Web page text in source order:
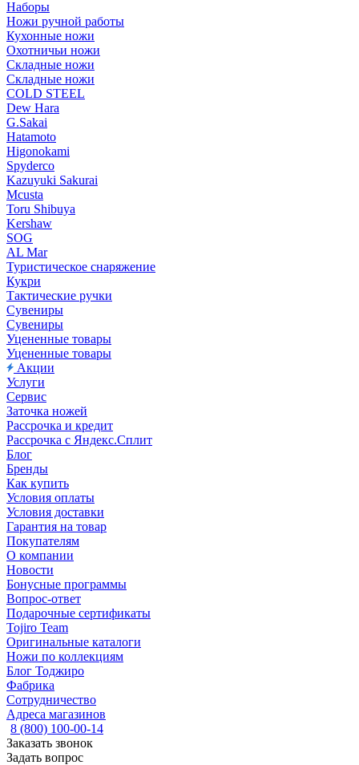
Наборы
Ножи ручной работы
Кухонные ножи
Охотничьи ножи
Складные ножи
Складные ножи
COLD STEEL
Dew Hara
G.Sakai
Hatamoto
Higonokami
Spyderco
Kazuyuki Sakurai
Mcusta
Toru Shibuya
Kershaw
SOG
AL Mar
Туристическое снаряжение
Кукри
Тактические ручки
Сувениры
Сувениры
Уцененные товары
Уцененные товары
Акции
Услуги
Сервис
Заточка ножей
Рассрочка и кредит
Рассрочка с Яндекс.Сплит
Блог
Бренды
Как купить
Условия оплаты
Условия доставки
Гарантия на товар
Покупателям
О компании
Новости
Бонусные программы
Вопрос-ответ
Подарочные сертификаты
Tojiro Team
Оригинальные каталоги
Ножи по коллекциям
Блог Тоджиро
Фабрика
Сотрудничество
Адреса магазинов
8 (800) 100-00-14
Заказать звонок
Задать вопрос